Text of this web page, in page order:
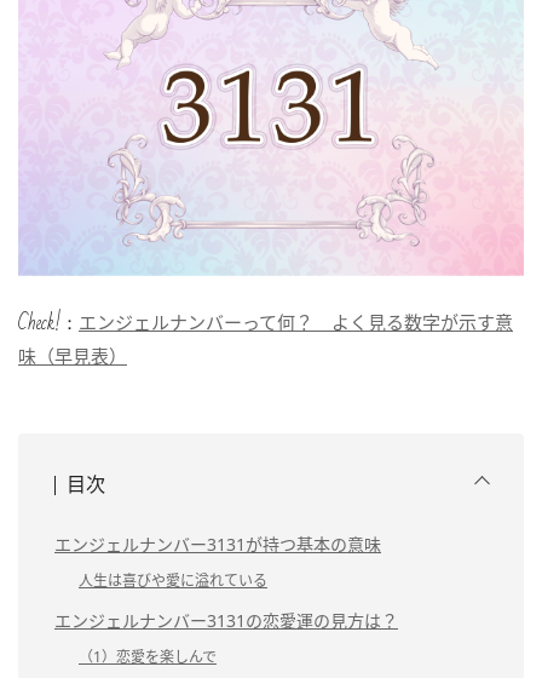
Check!： エンジェルナンバーって何？ よく見る数字が示す意
味（早見表）
目次
エンジェルナンバー3131が持つ基本の意味
人生は喜びや愛に溢れている
エンジェルナンバー3131の恋愛運の見方は？
（1）恋愛を楽しんで